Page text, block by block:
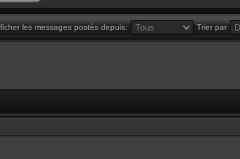
les messages postés depuis: Trier par